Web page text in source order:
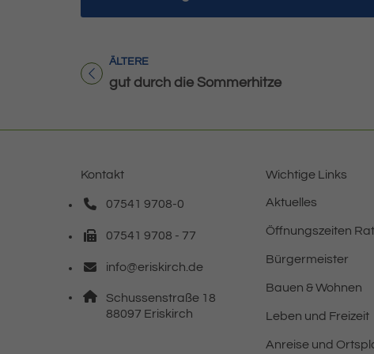
ÄLTERE
Titel für Beitrag
gut durch die Sommerhitze
Kontakt
07541 9708-0
Telefonnummer: 0 7 5 4 1 9 7 0 8 0
07541 9708 - 77
Faxnummer: 0 7 5 4 1 9 7 0 8 7 7
info@eriskirch.de
E-Mail Adresse: info@eriskirch.de
Adresse:
Schussenstraße 18
88097 , 8 8 0 9 7
Eriskirch
Wichtige Links
Aktuelles
Öffnungszeiten
Bürgermeister
Bauen & Wohnen
Leben und Freizeit
Anreise und